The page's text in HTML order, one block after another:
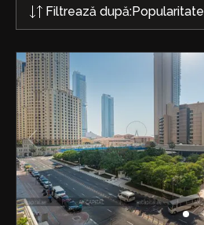
Filtrează după:Popularitate